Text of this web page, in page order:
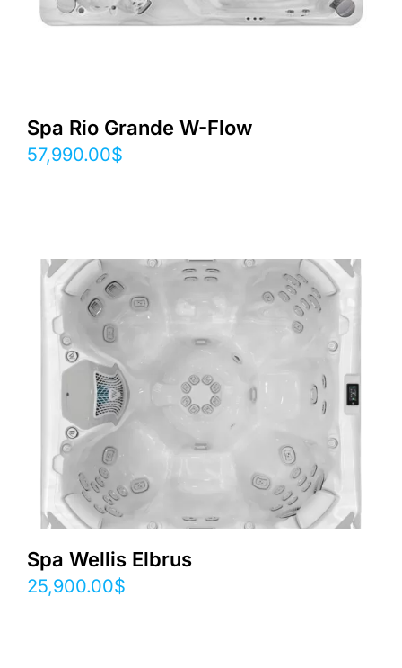
Spa Rio Grande W-Flow
57,990.00$
Spa Wellis Elbrus
25,900.00$